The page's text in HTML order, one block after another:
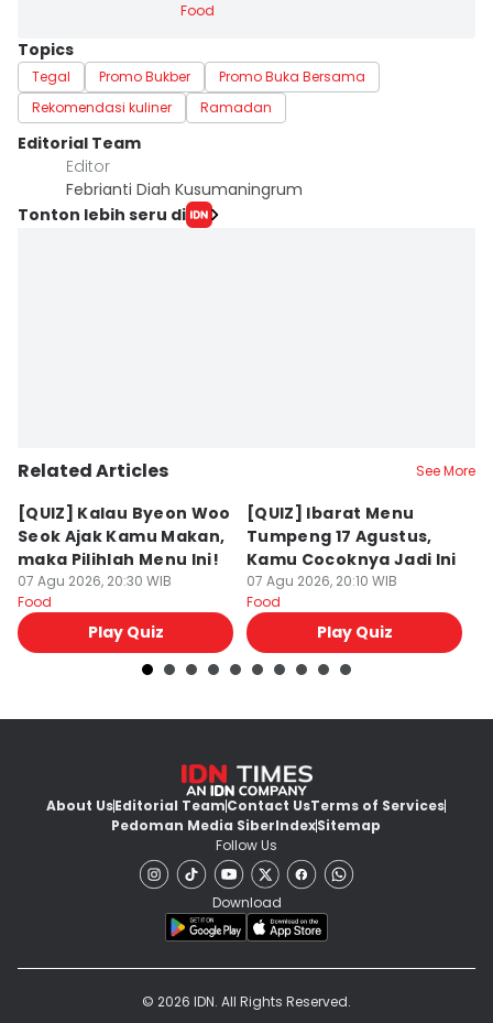
Food
Topics
Tegal Promo Bukber
Promo Buka Bersama
Rekomendasi kuliner
Ramadan
Editorial Team
Editor
Febrianti Diah Kusumaningrum
Tonton lebih seru di
Related Articles See More
[QUIZ] Kalau Byeon Woo
Seok Ajak Kamu Makan,
maka Pilihlah Menu Ini!
07 Agu 2026, 20:30 WIB
Food
Play Quiz
[QUIZ] Ibarat Menu
Tumpeng 17 Agustus,
Kamu Cocoknya Jadi Ini
07 Agu 2026, 20:10 WIB
Food
Play Quiz
About UsEditorial TeamContact UsTerms of Services
Pedoman Media SiberIndexSitemap
Follow Us
Download
© 2026 IDN. All Rights Reserved.